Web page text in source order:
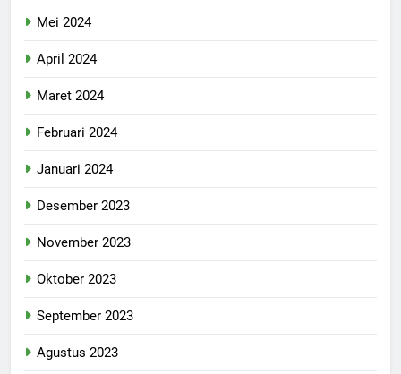
Mei 2024
April 2024
Maret 2024
Februari 2024
Januari 2024
Desember 2023
November 2023
Oktober 2023
September 2023
Agustus 2023